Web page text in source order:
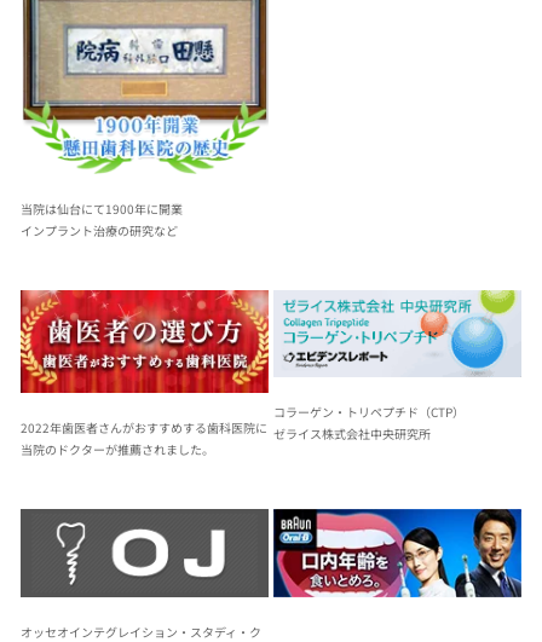
当院は仙台にて1900年に開業
インプラント治療の研究など
2022年歯医者さんがおすすめする歯科医院に
当院のドクターが推薦されました。
コラーゲン・トリペプチド（CTP）
ゼライス株式会社中央研究所
オッセオインテグレイション・スタディ・ク